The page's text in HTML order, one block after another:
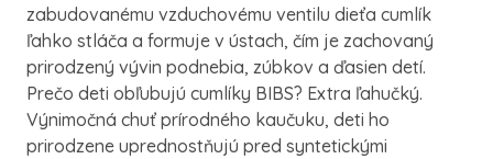
zabudovanému vzduchovému ventilu dieťa cumlík
ľahko stláča a formuje v ústach, čím je zachovaný
prirodzený vývin podnebia, zúbkov a ďasien detí.
Prečo deti obľubujú cumlíky BIBS? Extra ľahučký.
Výnimočná chuť prírodného kaučuku, deti ho
prirodzene uprednostňujú pred syntetickými